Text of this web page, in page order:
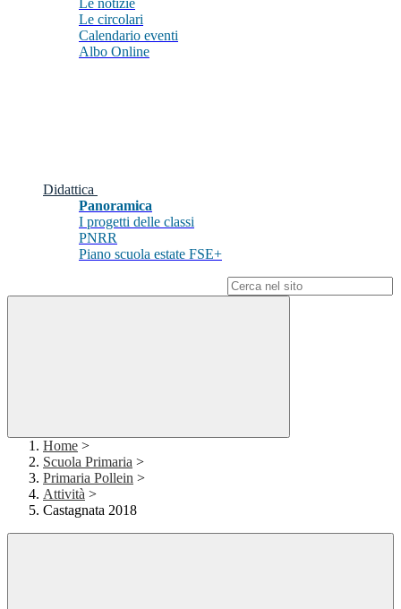
Le notizie
Le circolari
Calendario eventi
Albo Online
Didattica
Panoramica
I progetti delle classi
PNRR
Piano scuola estate FSE+
Home >
Scuola Primaria >
Primaria Pollein >
Attività >
Castagnata 2018